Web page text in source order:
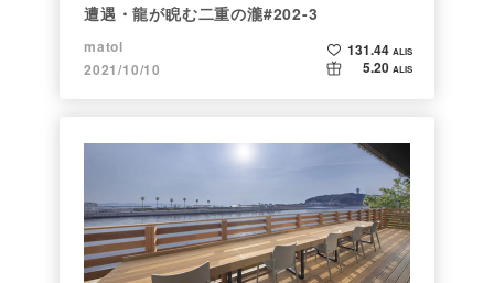
遭遇・龍が睨む二重の瀧#202-3
matol
2021/10/10
131.44 ALIS
5.20 ALIS